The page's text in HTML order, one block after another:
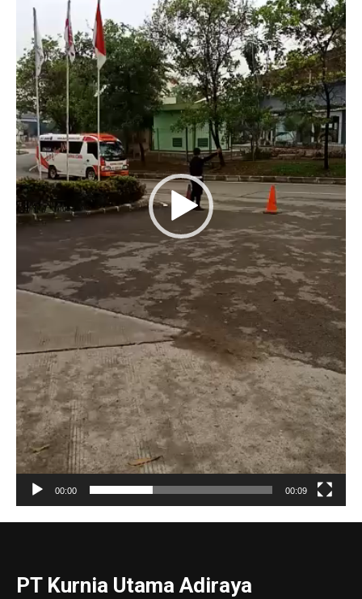
00:00 00:09
PT Kurnia Utama Adiraya